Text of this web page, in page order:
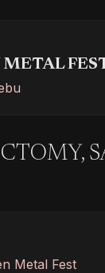
METAL
Metal Fest